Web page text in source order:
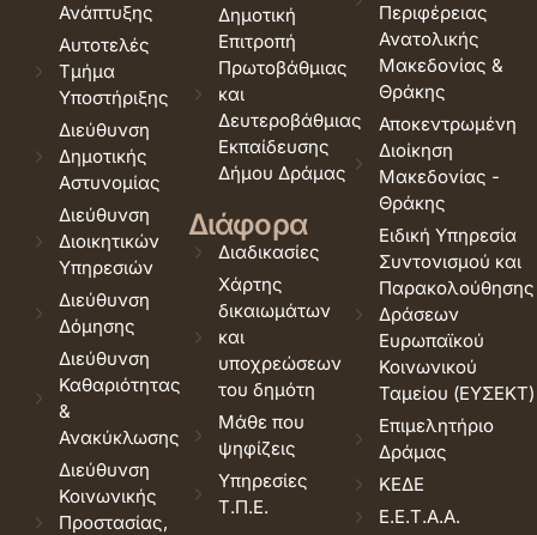
Ανάπτυξης
Αυτοτελές
Τμήμα
Υποστήριξης
Διεύθυνση
Δημοτικής
Αστυνομίας
Διεύθυνση
Διοικητικών
Υπηρεσιών
Διεύθυνση
Δόμησης
Διεύθυνση
Καθαριότητας
&
Ανακύκλωσης
Διεύθυνση
Κοινωνικής
Προστασίας,
Δημοτική
Επιτροπή
Πρωτοβάθμιας
και
Δευτεροβάθμιας
Εκπαίδευσης
Δήμου Δράμας
Διάφορα
Διαδικασίες
Χάρτης
δικαιωμάτων
και
υποχρεώσεων
του δημότη
Μάθε που
ψηφίζεις
Υπηρεσίες
Τ.Π.Ε.
Περιφέρειας
Ανατολικής
Μακεδονίας &
Θράκης
Αποκεντρωμένη
Διοίκηση
Μακεδονίας -
Θράκης
Ειδική Υπηρεσία
Συντονισμού και
Παρακολούθησης
Δράσεων
Ευρωπαϊκού
Κοινωνικού
Ταμείου (ΕΥΣΕΚΤ)
Επιμελητήριο
Δράμας
ΚΕΔΕ
Ε.Ε.Τ.Α.Α.